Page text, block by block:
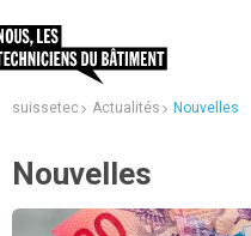
suissetec Actualités Nouvelles
Nouvelles